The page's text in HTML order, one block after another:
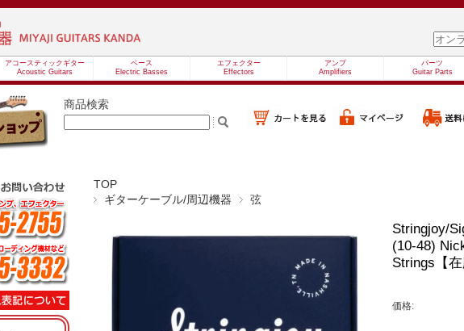
アコースティックギター
Acoustic Guitars
ベース
Electric Basses
エフェクター
Effectors
アンプ
Amplifiers
パーツ
Guitar Parts
商品検索
TOP
ギターケーブル/周辺機器
弦
Stringjoy/
(10-48)
Strings【在
価格: